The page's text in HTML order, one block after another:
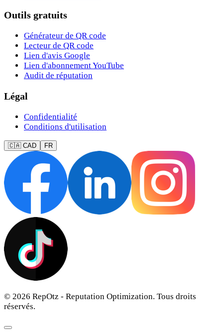
Outils gratuits
Générateur de QR code
Lecteur de QR code
Lien d'avis Google
Lien d'abonnement YouTube
Audit de réputation
Légal
Confidentialité
Conditions d'utilisation
🇨🇦 CAD FR
© 2026 RepOtz - Reputation Optimization. Tous droits
réservés.